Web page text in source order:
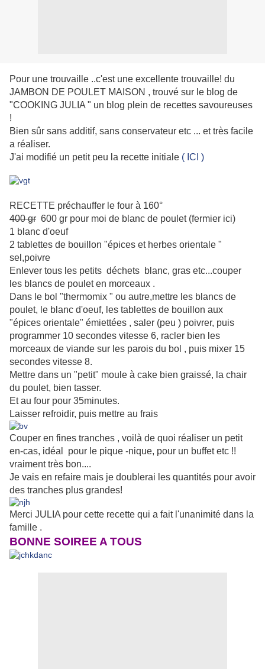
Pour une trouvaille ..c'est une excellente trouvaille! du
JAMBON DE POULET MAISON , trouvé sur le blog de
"COOKING JULIA " un blog plein de recettes savoureuses
!
Bien sûr sans additif, sans conservateur etc ... et très facile
a réaliser.
J'ai modifié un petit peu la recette initiale ( ICI )
RECETTE préchauffer le four à 160°
400 gr 600 gr pour moi de blanc de poulet (fermier ici)
1 blanc d'oeuf
2 tablettes de bouillon "épices et herbes orientale "
sel,poivre
Enlever tous les petits déchets blanc, gras etc...couper
les blancs de poulet en morceaux .
Dans le bol "thermomix " ou autre,mettre les blancs de
poulet, le blanc d'oeuf, les tablettes de bouillon aux
"épices orientale" émiettées , saler (peu ) poivrer, puis
programmer 10 secondes vitesse 6, racler bien les
morceaux de viande sur les parois du bol , puis mixer 15
secondes vitesse 8.
Mettre dans un "petit" moule à cake bien graissé, la chair
du poulet, bien tasser.
Et au four pour 35minutes.
Laisser refroidir, puis mettre au frais
Couper en fines tranches , voilà de quoi réaliser un petit
en-cas, idéal pour le pique -nique, pour un buffet etc !!
vraiment très bon....
Je vais en refaire mais je doublerai les quantités pour avoir
des tranches plus grandes!
Merci JULIA pour cette recette qui a fait l'unanimité dans la
famille .
BONNE SOIREE A TOUS